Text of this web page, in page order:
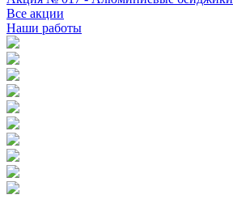
Все акции
Наши работы